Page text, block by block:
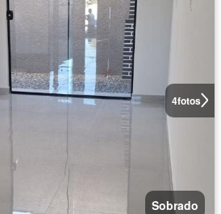
4fotos
Sobrado